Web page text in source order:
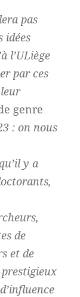
pas
idées
l’ULiège
par ces
genre
: on nous
y a
de
et de